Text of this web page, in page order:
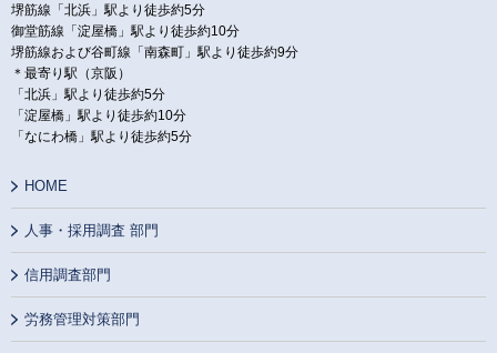
堺筋線「北浜」駅より徒歩約5分
御堂筋線「淀屋橋」駅より徒歩約10分
堺筋線および谷町線「南森町」駅より徒歩約9分
＊最寄り駅（京阪）
「北浜」駅より徒歩約5分
「淀屋橋」駅より徒歩約10分
「なにわ橋」駅より徒歩約5分
HOME
人事・採用調査 部門
信用調査部門
労務管理対策部門